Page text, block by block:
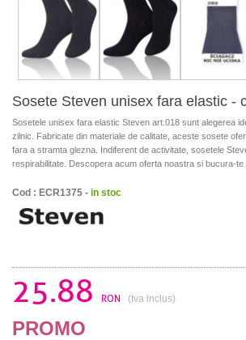
Sosete Steven unisex fara elastic -
Sosetele unisex fara elastic Steven art.018 sunt alegerea
zilnic. Fabricate din materiale de calitate, aceste sosete
fara a stramta glezna. Indiferent de activitate, sosetele
respirabilitate. Descopera acum oferta noastra si bucura-te
Cod : ECR1375 - in stoc
25.88 RON (tva inclus)
PROMO